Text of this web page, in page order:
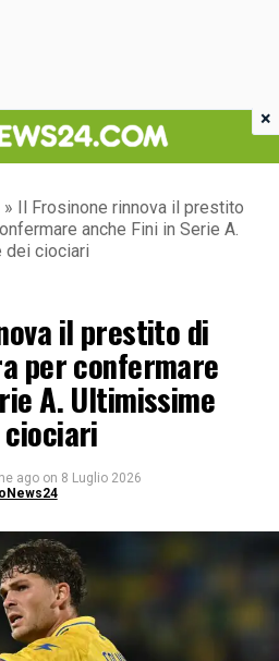
» Il Frosinone rinnova il prestito
anche Fini in Serie A.
ciociari
il prestito di
per confermare
A. Ultimissime
ciociari
ago on 8 Luglio 2026
×